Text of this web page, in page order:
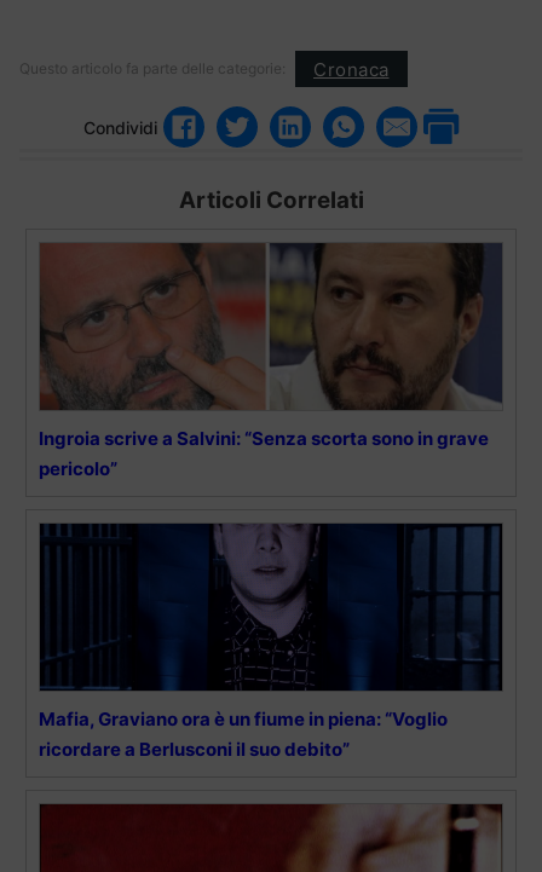
Questo articolo fa parte delle categorie: Cronaca
Condividi
Articoli Correlati
Ingroia scrive a Salvini: “Senza scorta sono in grave
pericolo”
Mafia, Graviano ora è un fiume in piena: “Voglio
ricordare a Berlusconi il suo debito”